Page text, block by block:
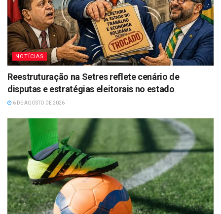
NOTÍCIAS
Reestruturação na Setres reflete cenário de
disputas e estratégias eleitorais no estado
6 DE AGOSTO DE 2026